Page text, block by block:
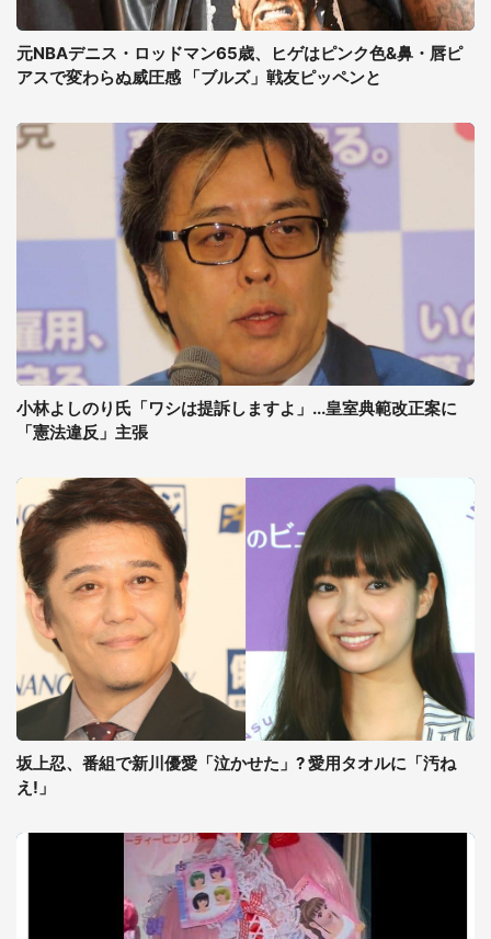
元NBAデニス・ロッドマン65歳、ヒゲはピンク色&鼻・唇ピ
アスで変わらぬ威圧感 「ブルズ」戦友ピッペンと
小林よしのり氏「ワシは提訴しますよ」...皇室典範改正案に
「憲法違反」主張
坂上忍、番組で新川優愛「泣かせた」? 愛用タオルに「汚ね
え!」